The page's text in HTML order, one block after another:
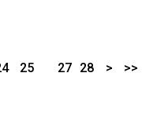
25
27 28 > >>